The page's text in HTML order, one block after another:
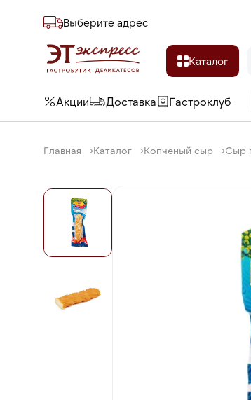
Выберите адреc
Каталог
Акции Доставка Гастроклуб
Главная Каталог Копченый сыр Сыр